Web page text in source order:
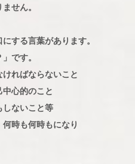
せん。
する言葉があります。
です。
ればならないこと
心的のこと
ないこと等
時も何時もになり